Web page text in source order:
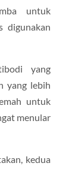
untuk
digunakan
yang
yang lebih
untuk
menular
kedua